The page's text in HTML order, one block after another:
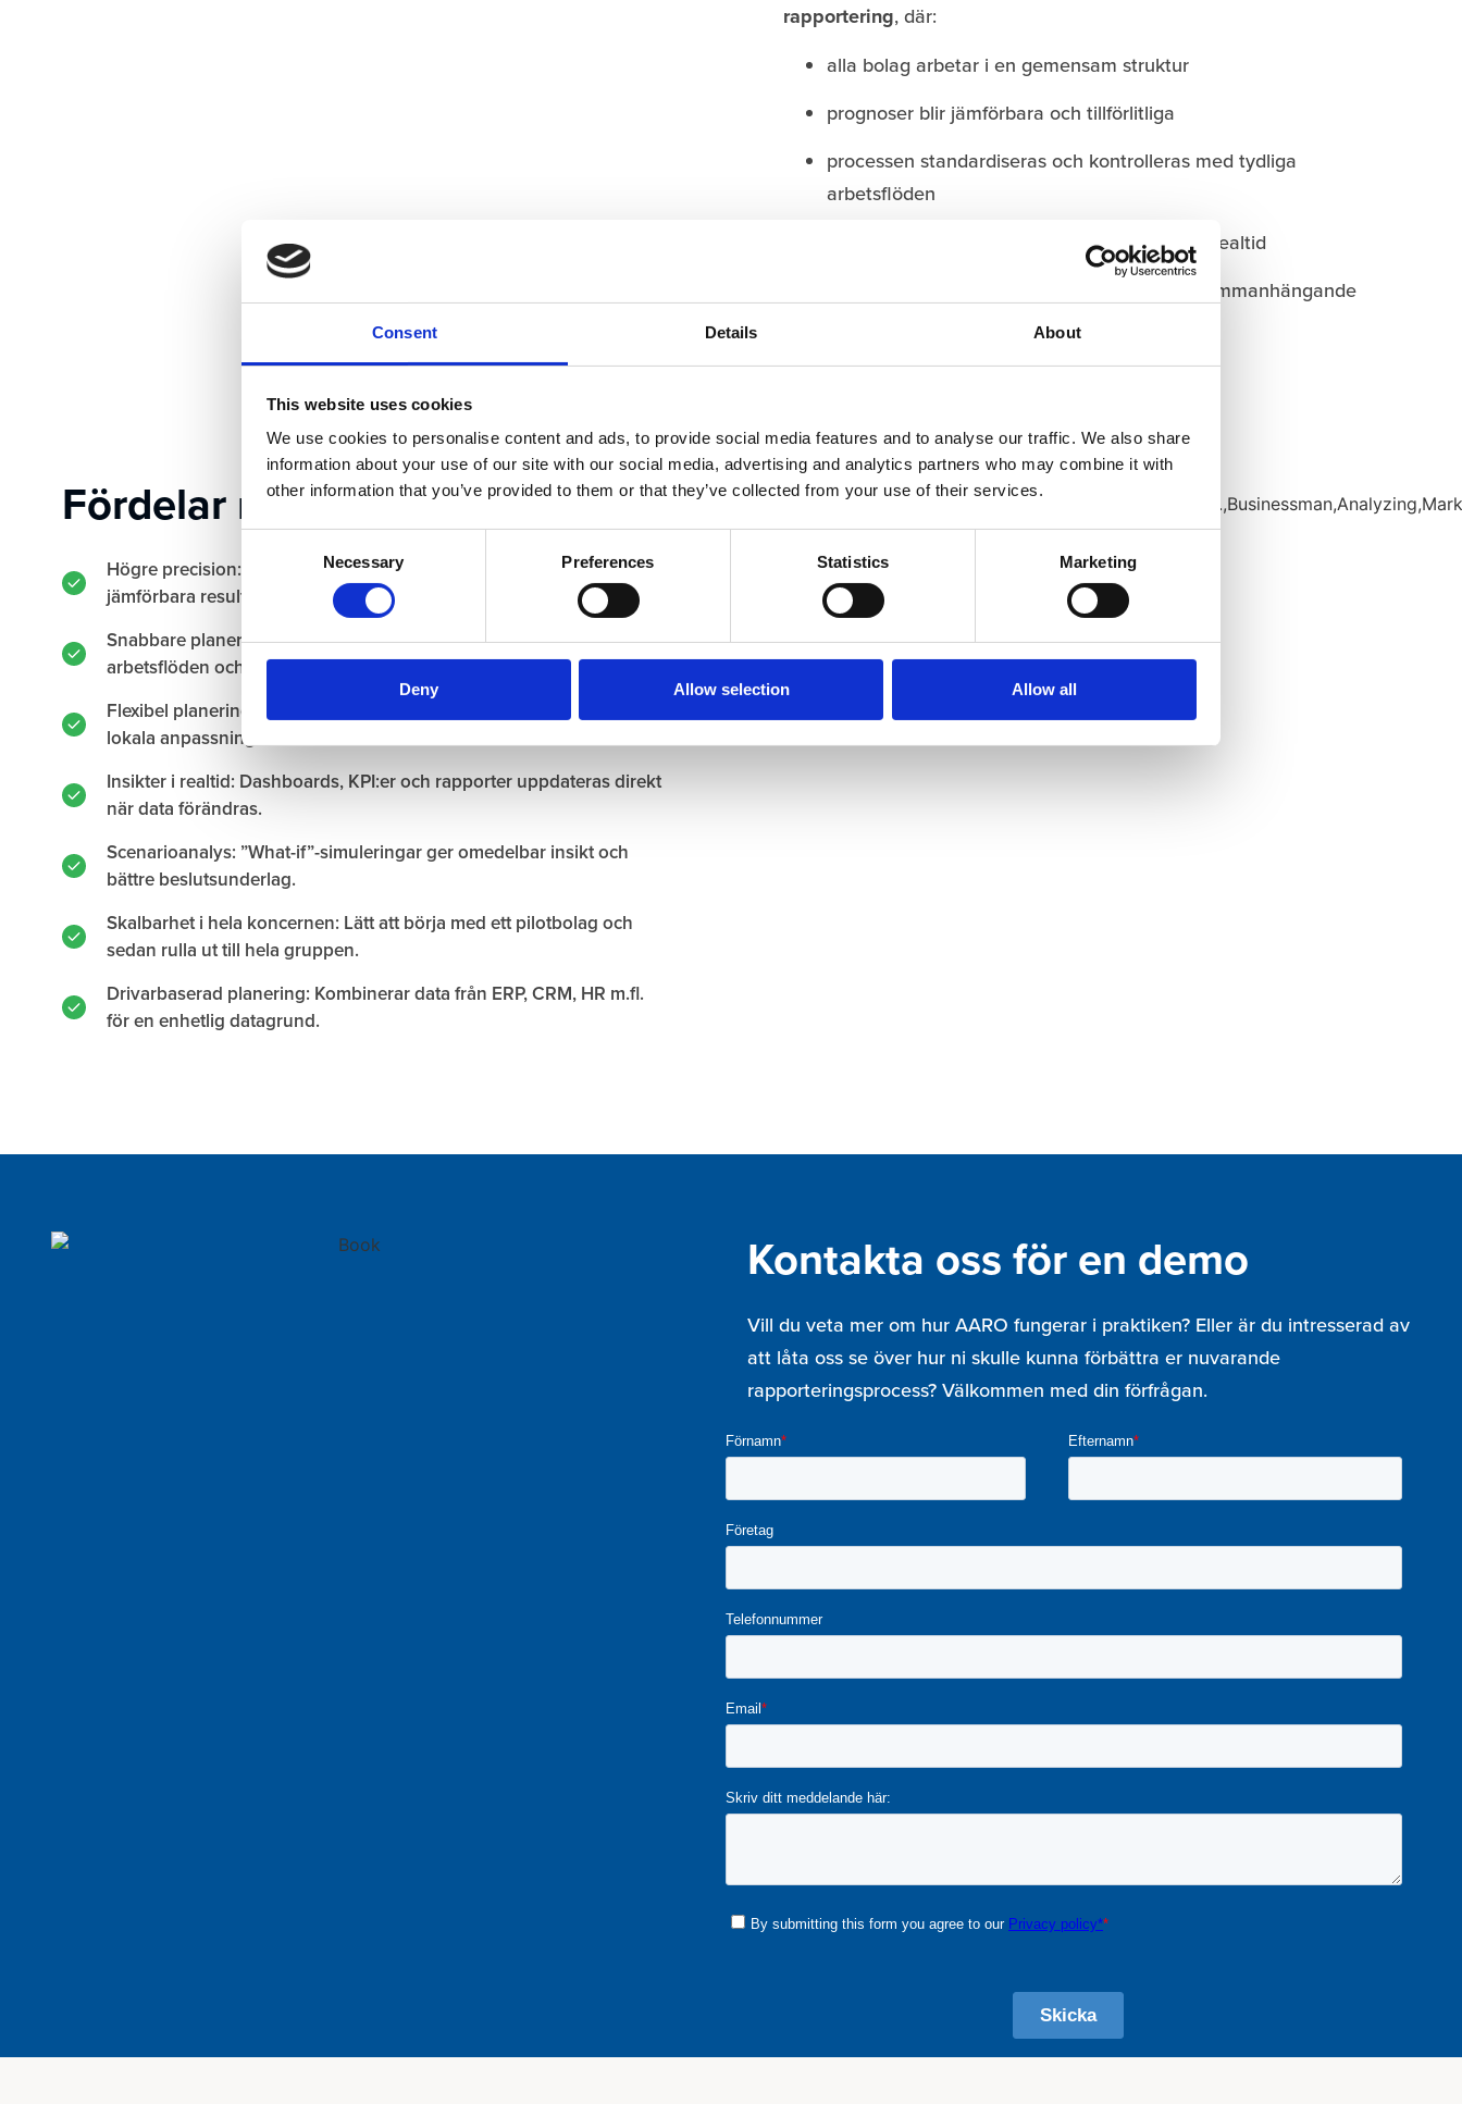
Consent Details About
This website uses cookies
We use cookies to personalise content and ads, to provide social media features and to analyse our traffic. We also share
information about your use of our site with our social media, advertising and analytics partners who may combine it with
other information that you’ve provided to them or that they’ve collected from your use of their services.
Necessary Preferences Statistics Marketing
Deny Allow selection Allow all
rapportering, där:
alla bolag arbetar i en gemensam struktur
prognoser blir jämförbara och tillförlitliga
processen standardiseras och kontrolleras med tydliga
arbetsflöden
data valideras och uppdateras automatiskt i realtid
planering och konsolidering hålls ihop i ett sammanhängande
Fördelar med Planning:
Högre precision: Enhetliga modeller och kontrollerade indata ger
jämförbara resultat i hela koncernen.
Snabbare planeringscykler: Automatiserade processer, tydliga
arbetsflöden och mindre manuellt arbete.
Flexibel planering: Stödjer både bottom-up och top-down samt
lokala anpassningar.
Insikter i realtid: Dashboards, KPI:er och rapporter uppdateras direkt
när data förändras.
Scenarioanalys: ”What-if”-simuleringar ger omedelbar insikt och
bättre beslutsunderlag.
Skalbarhet i hela koncernen: Lätt att börja med ett pilotbolag och
sedan rulla ut till hela gruppen.
Drivarbaserad planering: Kombinerar data från ERP, CRM, HR m.fl.
för en enhetlig datagrund.
Kontakta oss för en demo
Vill du veta mer om hur AARO fungerar i praktiken? Eller är du intresserad av
att låta oss se över hur ni skulle kunna förbättra er nuvarande
rapporteringsprocess? Välkommen med din förfrågan.